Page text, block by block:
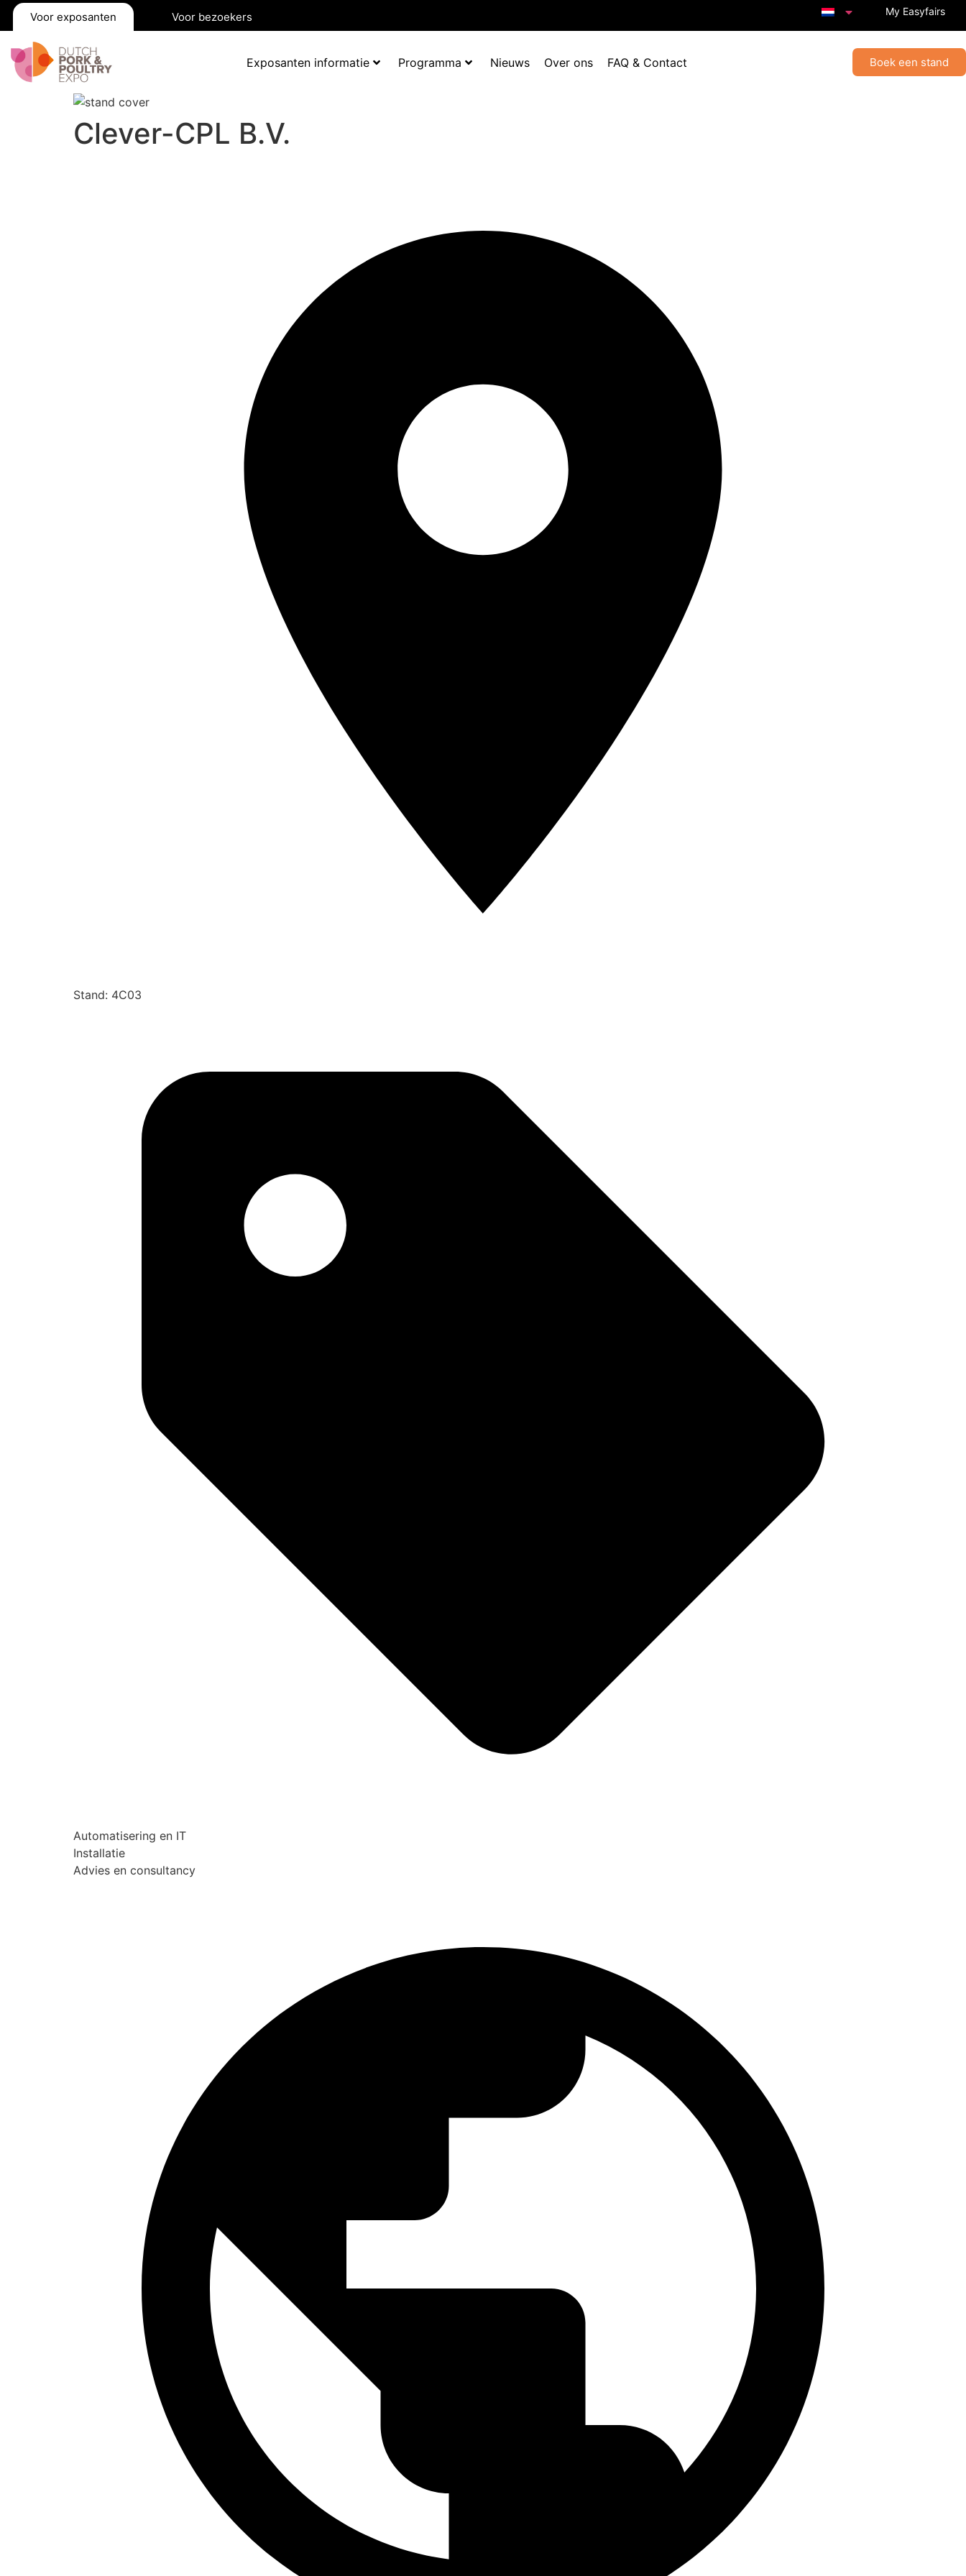
Voor exposanten Voor bezoekers My Easyfairs
Exposanten informatie Programma Nieuws Over ons FAQ & Contact Boek een stand
Clever-CPL B.V.
Stand: 4C03
Automatisering en IT
Installatie
Advies en consultancy